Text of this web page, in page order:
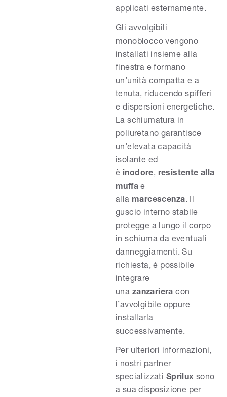
applicati esternamente.
Gli avvolgibili
monoblocco vengono
installati insieme alla
finestra e formano
un’unità compatta e a
tenuta, riducendo spifferi
e dispersioni energetiche.
La schiumatura in
poliuretano garantisce
un’elevata capacità
isolante ed
è inodore, resistente alla
muffa e
alla marcescenza. Il
guscio interno stabile
protegge a lungo il corpo
in schiuma da eventuali
danneggiamenti. Su
richiesta, è possibile
integrare
una zanzariera con
l’avvolgibile oppure
installarla
successivamente.
Per ulteriori informazioni,
i nostri partner
specializzati Sprilux sono
a sua disposizione per